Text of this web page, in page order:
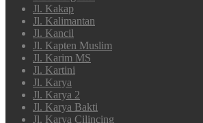
Jl. Kakap
Jl. Kalimantan
Jl. Kancil
Jl. Kapten Muslim
Jl. Karim MS
Jl. Kartini
Jl. Karya
Jl. Karya 2
Jl. Karya Bakti
Jl. Karya Cilincing